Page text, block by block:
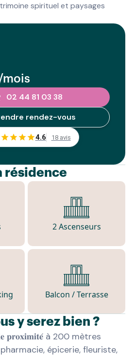
spirituel et paysages
mois
02 44 81 03 38
rendez-vous
4.6 18 avis
résidence
2 Ascenseurs
Balcon / Terrasse
y serez bien ?
𝐩𝐫𝐨𝐱𝐢𝐦𝐢𝐭𝐞́ à 200 mètres
épicerie, fleuriste,